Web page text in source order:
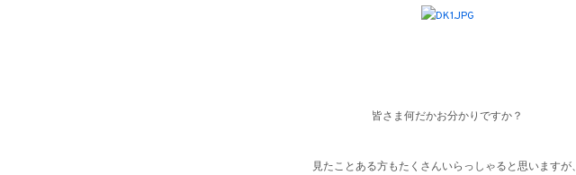
皆さま何だかお分かりですか？
見たことある方もたくさんいらっしゃると思いますが、